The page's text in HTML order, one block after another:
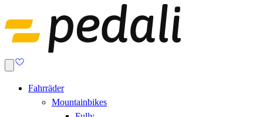
Fahrräder
Mountainbikes